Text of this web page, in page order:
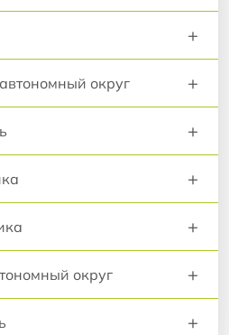
+
округ +
+
+
+
округ +
+